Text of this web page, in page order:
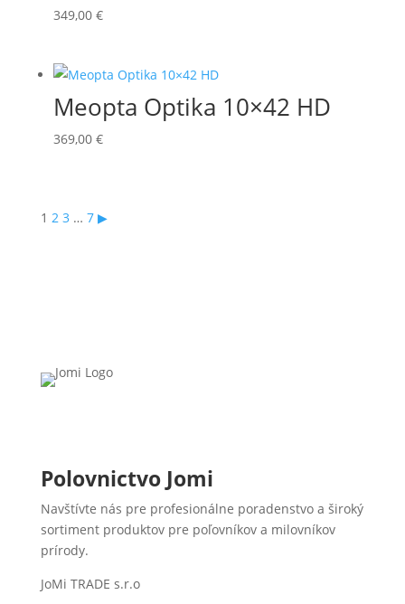
349,00 €
Meopta Optika 10×42 HD
369,00 €
1 2 3 … 7 ▶
Polovnictvo Jomi
Navštívte nás pre profesionálne poradenstvo a široký
sortiment produktov pre poľovníkov a milovníkov
prírody.
JoMi TRADE s.r.o